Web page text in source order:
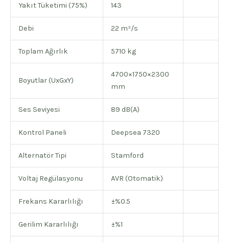
Yakıt Tüketimi (75%) 143
Debi 22 m³/s
Toplam Ağırlık 5710 kg
Boyutlar (UxGxY)
4700×1750×2300
mm
Ses Seviyesi 89 dB(A)
Kontrol Paneli Deepsea 7320
Alternatör Tipi Stamford
Voltaj Regülasyonu AVR (Otomatik)
Frekans Kararlılığı ±%0.5
Gerilim Kararlılığı ±%1